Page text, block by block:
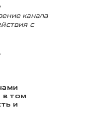
канала
с
в том
и